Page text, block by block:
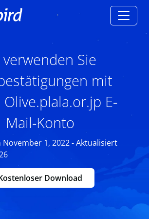
verwenden Sie
mit
E-
Mail-Konto
November 1, 2022 - Aktualisiert
Download